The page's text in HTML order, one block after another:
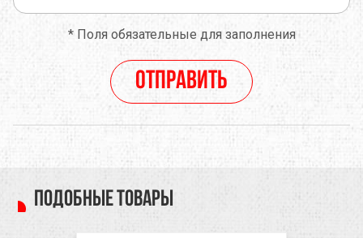
*Поля обязательные для заполнения
Отправить
Подобные товары